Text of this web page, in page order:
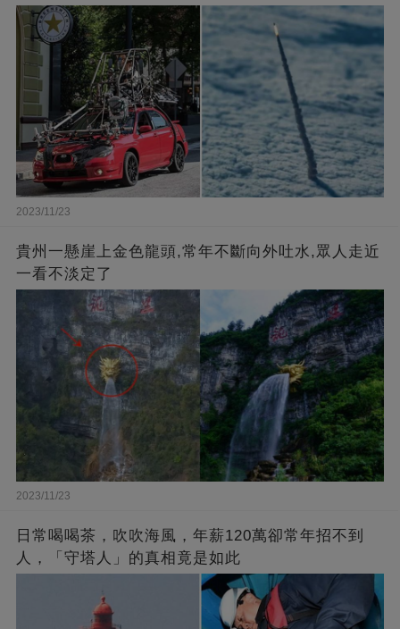
2023/11/23
貴州一懸崖上金色龍頭,常年不斷向外吐水,眾人走近
一看不淡定了
2023/11/23
日常喝喝茶，吹吹海風，年薪120萬卻常年招不到
人，「守塔人」的真相竟是如此